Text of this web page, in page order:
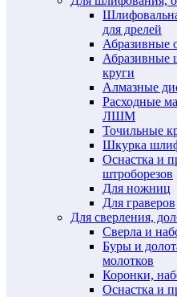
для дрелей
Абразивные
Абразивные
круги
Алмазные
Расходные
ЛШМ
Точильные
Шкурка
Оснастка и
штроборезов
Для ножниц
Для граверов
Для сверления,
Сверла и
Буры и
молотков
Коронки,
Оснастка и